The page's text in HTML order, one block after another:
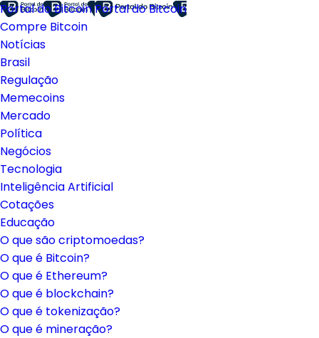
Portal do BitcoinPortal do Bitcoin
Compre Bitcoin
Notícias
Brasil
Regulação
Memecoins
Mercado
Política
Negócios
Tecnologia
Inteligência Artificial
Cotações
Educação
O que são criptomoedas?
O que é Bitcoin?
O que é Ethereum?
O que é blockchain?
O que é tokenização?
O que é mineração?